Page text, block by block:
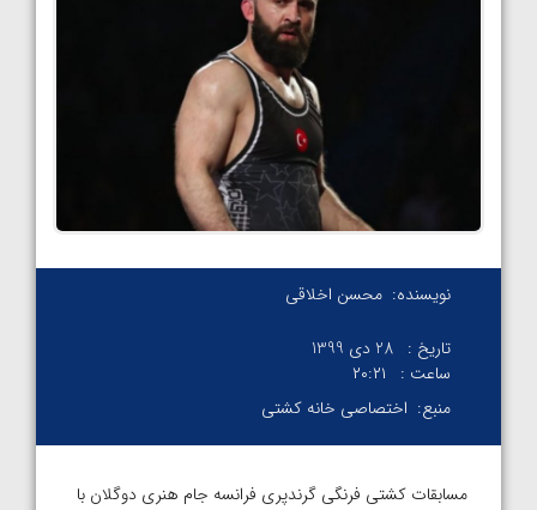
نویسنده: محسن اخلاقی
تاریخ : 28 دی 1399
ساعت :
۲۰:۲۱
منبع: اختصاصی خانه کشتی
مسابقات کشتی فرنگی گرندپری فرانسه جام هنری دوگلان با